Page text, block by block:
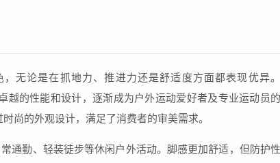
无论是在抓地力、推进力还是舒适度方面都表现优异。
的性能和设计，逐渐成为户外运动爱好者及专业运动员的
尚的外观设计，满足了消费者的审美需求。
通勤、轻装徒步等休闲户外活动。脚感更加舒适，但防护性